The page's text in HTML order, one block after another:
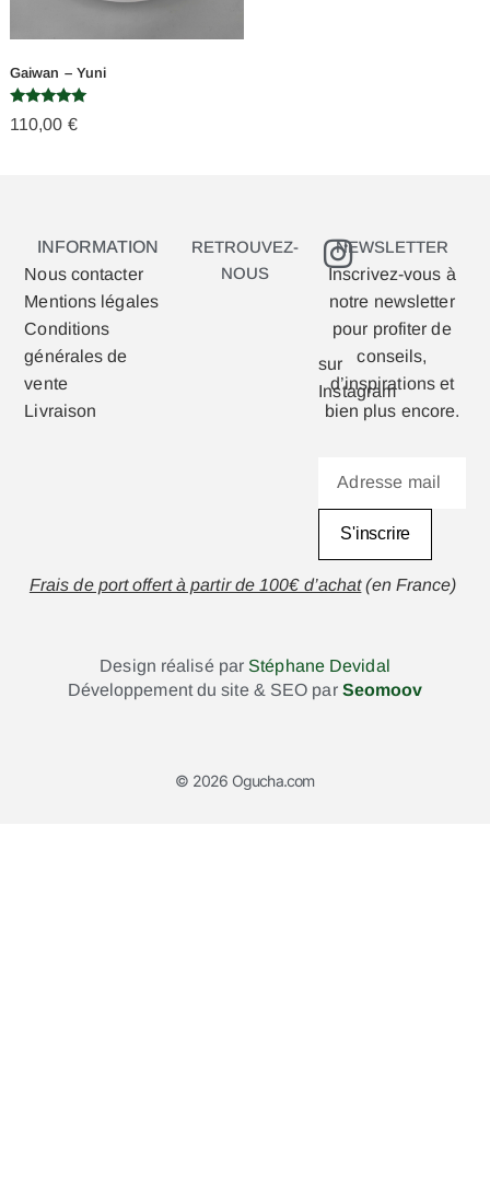
Gaiwan – Yuni
Note
5.00
110,00 €
INFORMATION
Nous contacter
Mentions légales
Conditions
générales de
vente
Livraison
RETROUVEZ-
NOUS
sur
Instagram
NEWSLETTER
Inscrivez-vous à
notre newsletter
pour profiter de
conseils,
d’inspirations et
bien plus encore.
S'inscrire
Frais de port offert à partir de 100€ d’achat(en France)
Design réalisé par Stéphane Devidal
Développement du site & SEO par Seomoov
© 2026 Ogucha.com